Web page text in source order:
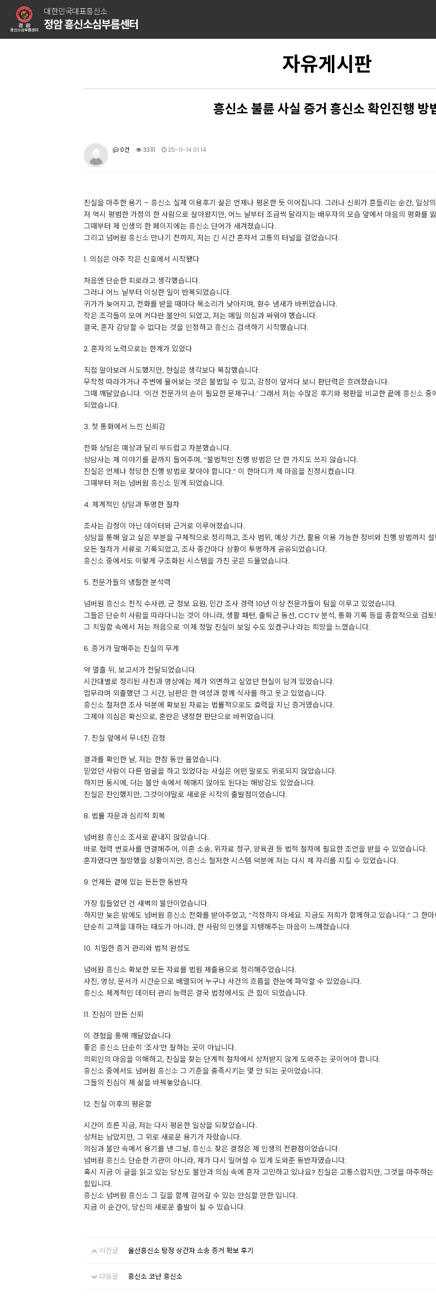
대한민국대표흥신소
정암 흥신소심부름센터
자유게시판
흥신소 불륜 사실 증거 흥신소 확인진행 방
0건 33회 25-11-14 01:14
진실을 마주한 용기 – 흥신소 실제 이용후기 삶은 언제나 평온한 듯 이어집니다. 그러나 신뢰가 흔들리는 순간, 일상
저 역시 평범한 가정의 한 사람으로 살아왔지만, 어느 날부터 조금씩 달라지는 배우자의 모습 앞에서 마음의 평화를
그때부터 제 인생의 한 페이지에는 흥신소 단어가 새겨졌습니다.
그리고 넘버원 흥신소 만나기 전까지, 저는 긴 시간 혼자서 고통의 터널을 걸었습니다.
1. 의심은 아주 작은 신호에서 시작됐다
처음엔 단순한 피로라고 생각했습니다.
그러나 어느 날부터 이상한 일이 반복되었습니다.
귀가가 늦어지고, 전화를 받을 때마다 목소리가 낮아지며, 향수 냄새가 바뀌었습니다.
작은 조각들이 모여 커다란 불안이 되었고, 저는 매일 의심과 싸워야 했습니다.
결국, 혼자 감당할 수 없다는 것을 인정하고흥신소 검색하기 시작했습니다.
2. 혼자의 노력으로는 한계가 있었다
직접 알아보려 시도했지만, 현실은 생각보다 복잡했습니다.
무작정 따라가거나 주변에 물어보는 것은 불법일 수 있고, 감정이 앞서다 보니 판단력은 흐려졌습니다.
그때 깨달았습니다. ‘이건 전문가의 손이 필요한 문제구나.’ 그래서 저는 수많은 후기와 평판을 비교한 끝에 흥신소 중
되었습니다.
3. 첫 통화에서 느낀 신뢰감
전화 상담은 예상과 달리 부드럽고 차분했습니다.
상담사는 제 이야기를 끝까지 들어주며, “불법적인 진행 방법은 단 한 가지도 쓰지 않습니다.
진실은 언제나 정당한 진행 방법로 찾아야 합니다.” 이 한마디가 제 마음을 진정시켰습니다.
그때부터 저는 넘버원 흥신소 믿게 되었습니다.
4. 체계적인 상담과 투명한 절차
조사는 감정이 아닌 데이터와 근거로 이루어졌습니다.
상담을 통해 알고 싶은 부분을 구체적으로 정리하고, 조사 범위, 예상 기간, 활용 이용 가능한 장비와 진행 방법까지
모든 절차가 서류로 기록되었고, 조사 중간마다 상황이 투명하게 공유되었습니다.
흥신소 중에서도 이렇게 구조화된 시스템을 가진 곳은 드물었습니다.
5. 전문가들의 냉철한 분석력
넘버원 흥신소 전직 수사관, 군 정보 요원, 민간 조사 경력 10년 이상 전문가들이 팀을 이루고 있었습니다.
그들은 단순히 사람을 따라다니는 것이 아니라, 생활 패턴, 출퇴근 동선, CCTV 분석, 통화 기록 등을 종합적으로 검토
그 치밀함 속에서 저는 처음으로 ‘이제 정말 진실이 보일 수도 있겠구나’라는 희망을 느꼈습니다.
6. 증거가 말해주는 진실의 무게
약 열흘 뒤, 보고서가 전달되었습니다.
시간대별로 정리된 사진과 영상에는 제가 외면하고 싶었던 현실이 담겨 있었습니다.
업무라며 외출했던 그 시간, 남편은 한 여성과 함께 식사를 하고 웃고 있었습니다.
흥신소 철저한 조사 덕분에 확보된 자료는 법률적으로도 효력을 지닌 증거였습니다.
그제야 의심은 확신으로, 혼란은 냉정한 판단으로 바뀌었습니다.
7. 진실 앞에서 무너진 감정
결과를 확인한 날, 저는 한참 동안 울었습니다.
믿었던 사람이 다른 얼굴을 하고 있었다는 사실은 어떤 말로도 위로되지 않았습니다.
하지만 동시에, 더는 불안 속에서 헤매지 않아도 된다는 해방감도 있었습니다.
진실은 잔인했지만, 그것이야말로 새로운 시작의 출발점이었습니다.
8. 법률 자문과 심리적 회복
넘버원 흥신소 조사로 끝내지 않았습니다.
바로 협력 변호사를 연결해주어, 이혼 소송, 위자료 청구, 양육권 등 법적 절차에 필요한 조언을 받을 수 있었습니다.
혼자였다면 절망했을 상황이지만,흥신소 철저한 시스템 덕분에 저는 다시 제 자리를 지킬 수 있었습니다.
9. 언제든 곁에 있는 든든한 동반자
가장 힘들었던 건 새벽의 불안이었습니다.
하지만 늦은 밤에도 넘버원 흥신소 전화를 받아주었고, “걱정하지 마세요. 지금도 저희가 함께하고 있습니다.” 그 한
단순히 고객을 대하는 태도가 아니라, 한 사람의 인생을 지탱해주는 마음이 느껴졌습니다.
10. 치밀한 증거 관리와 법적 완성도
넘버원 흥신소 확보한 모든 자료를 법원 제출용으로 정리해주었습니다.
사진, 영상, 문서가 시간순으로 배열되어 누구나 사건의 흐름을 한눈에 파악할 수 있었습니다.
흥신소 체계적인 데이터 관리 능력은 결국 법정에서도 큰 힘이 되었습니다.
11. 진심이 만든 신뢰
이 경험을 통해 깨달았습니다.
좋은 흥신소 단순히 ‘조사’만 잘하는 곳이 아닙니다.
의뢰인의 마음을 이해하고, 진실을 찾는 단계적 절차에서 상처받지 않게 도와주는 곳이어야 합니다.
흥신소 중에서도 넘버원 흥신소 그 기준을 충족시키는 몇 안 되는 곳이었습니다.
그들의 진심이 제 삶을 바꿔놓았습니다.
12. 진실 이후의 평온함
시간이 흐른 지금, 저는 다시 평온한 일상을 되찾았습니다.
상처는 남았지만, 그 위로 새로운 용기가 자랐습니다.
의심과 불안 속에서 용기를 낸 그날,흥신소 찾은 결정은 제 인생의 전환점이었습니다.
넘버원 흥신소 단순한 기관이 아니라, 제가 다시 일어설 수 있게 도와준 동반자였습니다.
혹시 지금 이 글을 읽고 있는 당신도 불안과 의심 속에 혼자 고민하고 있나요? 진실은 고통스럽지만, 그것을 마주하
힘입니다.
흥신소 넘버원 흥신소 그 길을 함께 걸어갈 수 있는 안심할 만한 입니다.
지금 이 순간이, 당신의 새로운 출발이 될 수 있습니다.
이전글 울산흥신소 탐정 상간자 소송 증거 확보 후기
다음글 흥신소 코난 흥신소